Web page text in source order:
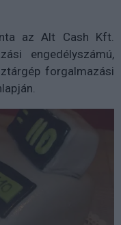
az Alt Cash Kft.
engedélyszámú,
forgalmazási